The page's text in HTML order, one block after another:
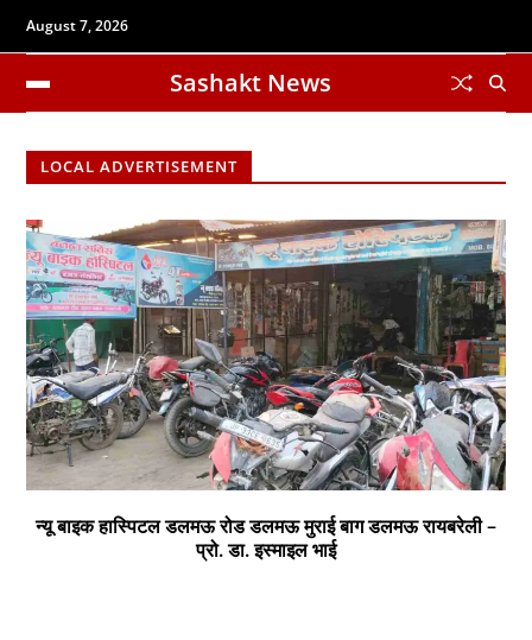
August 7, 2026
Sashakt News
LOCAL ADVERTISEMENT
न्यू बाइक हास्पिटल डलमऊ रोड डलमऊ मुराई बाग डलमऊ रायबरेली –
प्रो. डा. इस्माइल भाई